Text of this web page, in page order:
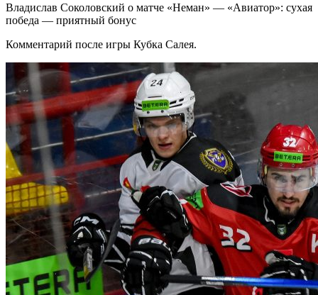
Владислав Соколовский о матче «Неман» — «Авиатор»: сухая
победа — приятный бонус
Комментарий после игры Кубка Салея.